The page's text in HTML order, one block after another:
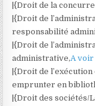
|{Droit de la
|{Droit de
responsabilité
|{Droit de
administrative,A
|{Droit de
emprunter en
|{Droit des sociétés/